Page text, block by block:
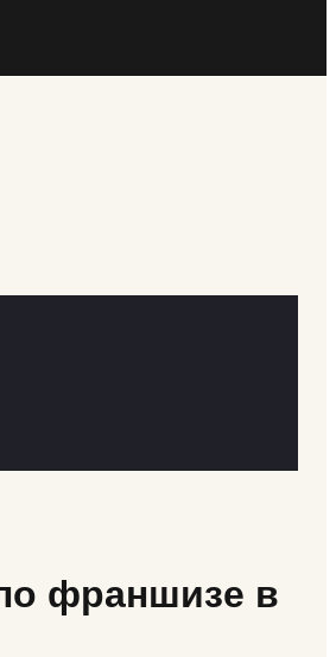
франшизе в